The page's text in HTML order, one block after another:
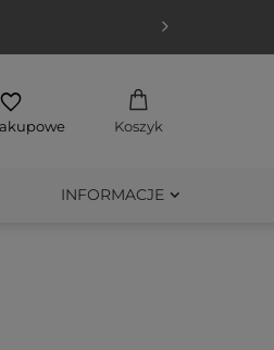
Koszyk
INFORMACJE